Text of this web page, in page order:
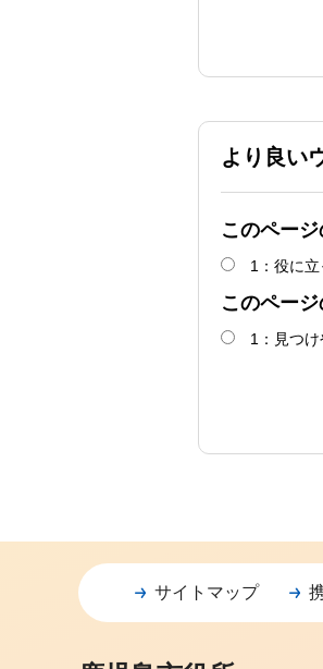
より良い
このペー
1：役に立
このペー
1：見つ
サイトマップ